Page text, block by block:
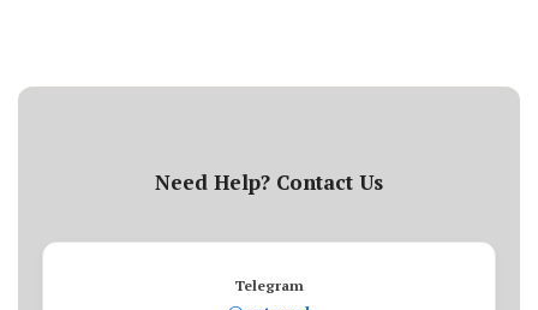
Need Help? Contact Us
Telegram